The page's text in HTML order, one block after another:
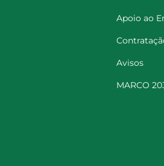
Apoio ao
Avisos
MARCO